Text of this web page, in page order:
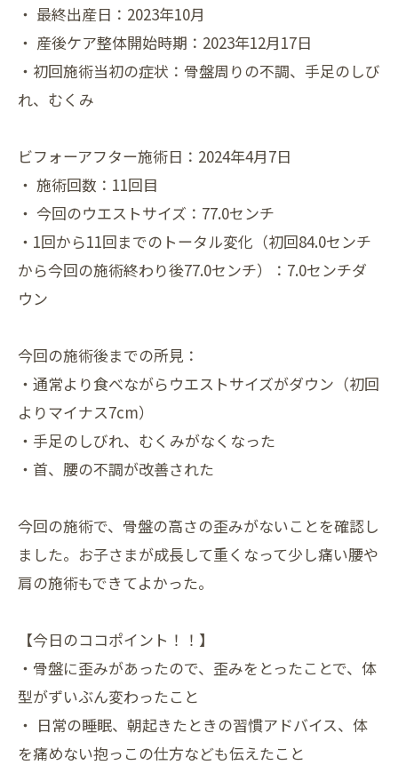
・ 最終出産日：2023年10月
・ 産後ケア整体開始時期：2023年12月17日
・初回施術当初の症状：骨盤周りの不調、手足のしび
れ、むくみ
ビフォーアフター施術日：2024年4月7日
・ 施術回数：11回目
・ 今回のウエストサイズ：77.0センチ
・1回から11回までのトータル変化（初回84.0センチ
から今回の施術終わり後77.0センチ）：7.0センチダ
ウン
今回の施術後までの所見：
・通常より食べながらウエストサイズがダウン（初回
よりマイナス7cm）
・手足のしびれ、むくみがなくなった
・首、腰の不調が改善された
今回の施術で、骨盤の高さの歪みがないことを確認し
ました。お子さまが成長して重くなって少し痛い腰や
肩の施術もできてよかった。
【今日のココポイント！！】
・骨盤に歪みがあったので、歪みをとったことで、体
型がずいぶん変わったこと
・ 日常の睡眠、朝起きたときの習慣アドバイス、体
を痛めない抱っこの仕方なども伝えたこと